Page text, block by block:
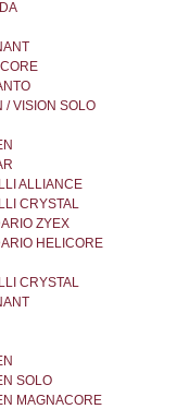
/ VISION SOLO
ALLIANCE
CRYSTAL
ZYEX
HELICORE
CRYSTAL
SOLO
MAGNACORE